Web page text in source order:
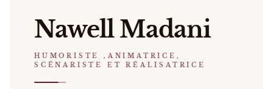
Nawell Madani Humoriste, actrice, réalisatrice,
Catalogue :événements, presse, vidéos.
Nawell Madani
HUMORISTE ,ANIMATRICE,
SCÉNARISTE ET RÉALISATRICE